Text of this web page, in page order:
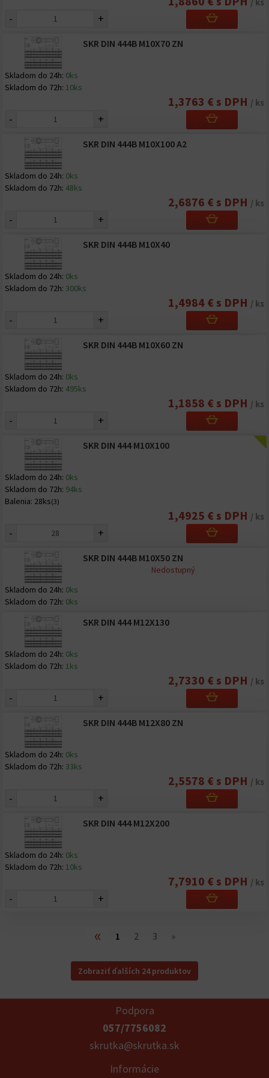
- +
SKR DIN 444B M10X70 ZN
Skladom do 24h: 0ks
Skladom do 72h: 10ks
1,3763 € s DPH / ks
- +
SKR DIN 444B M10X100 A2
Skladom do 24h: 0ks
Skladom do 72h: 48ks
2,6876 € s DPH / ks
- +
SKR DIN 444B M10X40
Skladom do 24h: 0ks
Skladom do 72h: 300ks
1,4984 € s DPH / ks
- +
SKR DIN 444B M10X60 ZN
Skladom do 24h: 0ks
Skladom do 72h: 495ks
1,1858 € s DPH / ks
- +
SKR DIN 444 M10X100
Skladom do 24h: 0ks
Skladom do 72h: 94ks
Balenia: 28ks(3)
1,4925 € s DPH / ks
- +
SKR DIN 444B M10X50 ZN
Skladom do 24h: 0ks
Skladom do 72h: 0ks
Nedostupný
SKR DIN 444 M12X130
Skladom do 24h: 0ks
Skladom do 72h: 1ks
2,7330 € s DPH / ks
- +
SKR DIN 444B M12X80 ZN
Skladom do 24h: 0ks
Skladom do 72h: 33ks
2,5578 € s DPH / ks
- +
SKR DIN 444 M12X200
Skladom do 24h: 0ks
Skladom do 72h: 10ks
7,7910 € s DPH / ks
- +
« 1 2 3 »
Zobraziť ďalších 24 produktov
Podpora
057/7756082
skrutka@skrutka.sk
Informácie